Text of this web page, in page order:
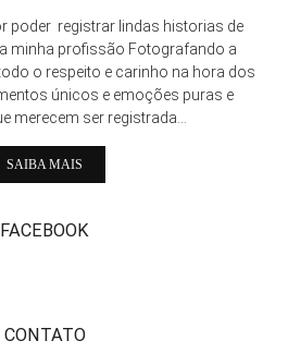
poder registrar lindas historias de
minha profissão Fotografando a
o respeito e carinho na hora dos
únicos e emoções puras e
merecem ser registrada...
SAIBA MAIS
FACEBOOK
CONTATO